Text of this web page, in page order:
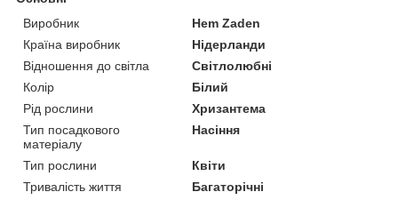
Виробник
Hem Zaden
Країна виробник
Нідерланди
Відношення до світла
Світлолюбні
Колір
Білий
Рід рослини
Хризантема
Тип посадкового
матеріалу
Насіння
Тип рослини
Квіти
Тривалість життя
Багаторічні